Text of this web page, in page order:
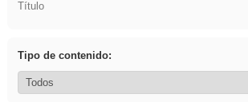
Título
Tipo de contenido: